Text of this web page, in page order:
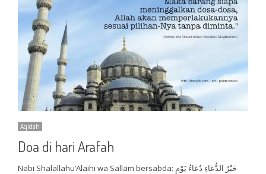
Aqidah
Doa di hari Arafah
Nabi Shalallahu’Alaihi wa Sallam bersabda: خَيْرُ الدُّعَاءِ دُعَاءُ يَوْمِ